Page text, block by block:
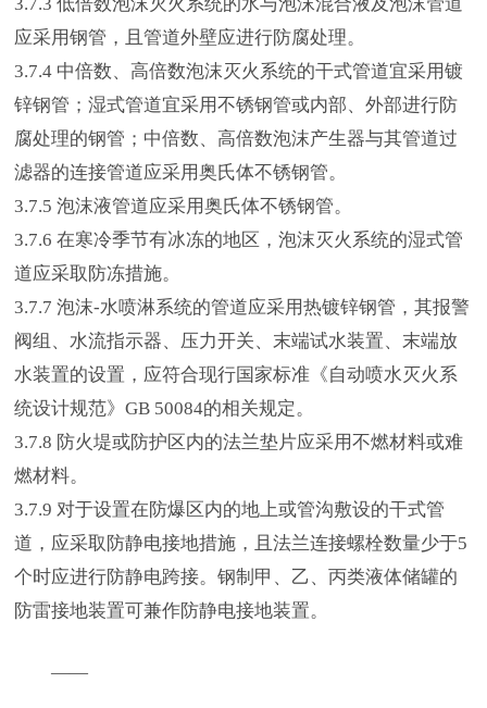
应采用钢管，且管道外壁应进行防腐处理。
3.7.4 中倍数、高倍数泡沫灭火系统的干式管道宜采用镀
锌钢管；湿式管道宜采用不锈钢管或内部、外部进行防
腐处理的钢管；中倍数、高倍数泡沫产生器与其管道过
滤器的连接管道应采用奥氏体不锈钢管。
3.7.5 泡沫液管道应采用奥氏体不锈钢管。
3.7.6 在寒冷季节有冰冻的地区，泡沫灭火系统的湿式管
道应采取防冻措施。
3.7.7 泡沫-水喷淋系统的管道应采用热镀锌钢管，其报警
阀组、水流指示器、压力开关、末端试水装置、末端放
水装置的设置，应符合现行国家标准《自动喷水灭火系
统设计规范》GB 50084的相关规定。
3.7.8 防火堤或防护区内的法兰垫片应采用不燃材料或难
燃材料。
3.7.9 对于设置在防爆区内的地上或管沟敷设的干式管
道，应采取防静电接地措施，且法兰连接螺栓数量少于5
个时应进行防静电跨接。钢制甲、乙、丙类液体储罐的
防雷接地装置可兼作防静电接地装置。
——